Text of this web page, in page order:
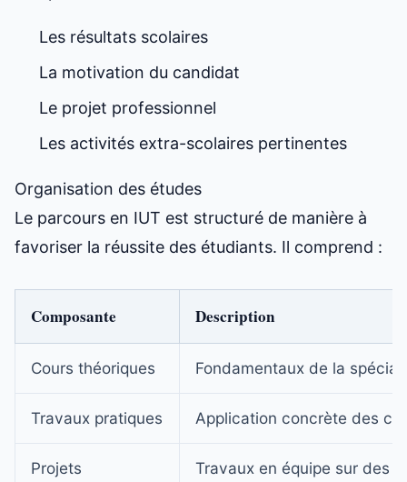
Les résultats scolaires
La motivation du candidat
Le projet professionnel
Les activités extra-scolaires pertinentes
Organisation des études
Le parcours en IUT est structuré de manière à
favoriser la réussite des étudiants. Il comprend :
Composante Description
Cours théoriques Fondamentaux de la
Travaux pratiques Application concrète des
Projets Travaux en équipe sur des